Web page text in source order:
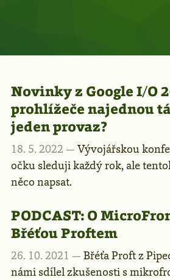
Novinky z Google I/O
prohlížeče najednou
jeden provaz?
18. 5. 2022 — Vývojářskou
očku sleduji každý rok, ale
něco napsat.
PODCAST: O
Břéťou Proftem
26. 10. 2021 — Břéťa Proft z
námi sdílel zkušenosti s